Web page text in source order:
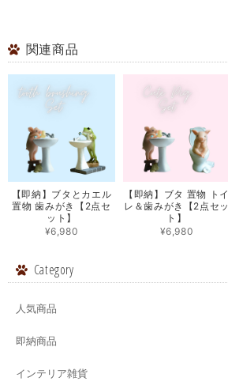
関連商品
【即納】ブタとカエル
置物 歯みがき【2点セ
ット】
¥6,980
【即納】ブタ 置物 トイ
レ＆歯みがき【2点セッ
ト】
¥6,980
Category
人気商品
即納商品
インテリア雑貨